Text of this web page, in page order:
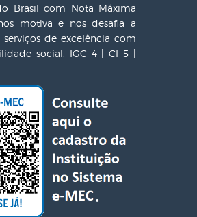
Brasil com Nota Máxima
motiva e nos desafia a
serviços de excelência com
social. IGC 4 | CI 5 |